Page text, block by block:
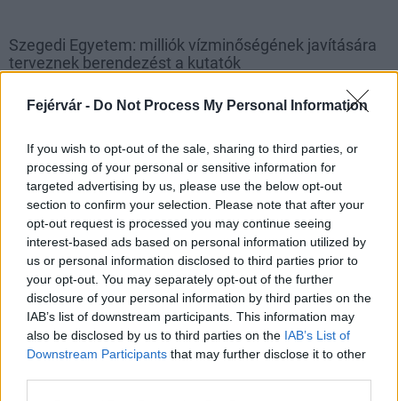
Fejérvár - Do Not Process My Personal Information
If you wish to opt-out of the sale, sharing to third parties, or
processing of your personal or sensitive information for
targeted advertising by us, please use the below opt-out
section to confirm your selection. Please note that after your
opt-out request is processed you may continue seeing
interest-based ads based on personal information utilized by
us or personal information disclosed to third parties prior to
your opt-out. You may separately opt-out of the further
disclosure of your personal information by third parties on the
IAB’s list of downstream participants. This information may
also be disclosed by us to third parties on the IAB’s List of
Downstream Participants that may further disclose it to other
Szegedi Egyetem: milliók vízminőségének javítására
terveznek berendezést a kutatók
A nanotechnológia és a fotokatalitikus eljárások ötvözésével
olyan víztisztító berendezésen dolgoznak a Szegedi Egyetemen,